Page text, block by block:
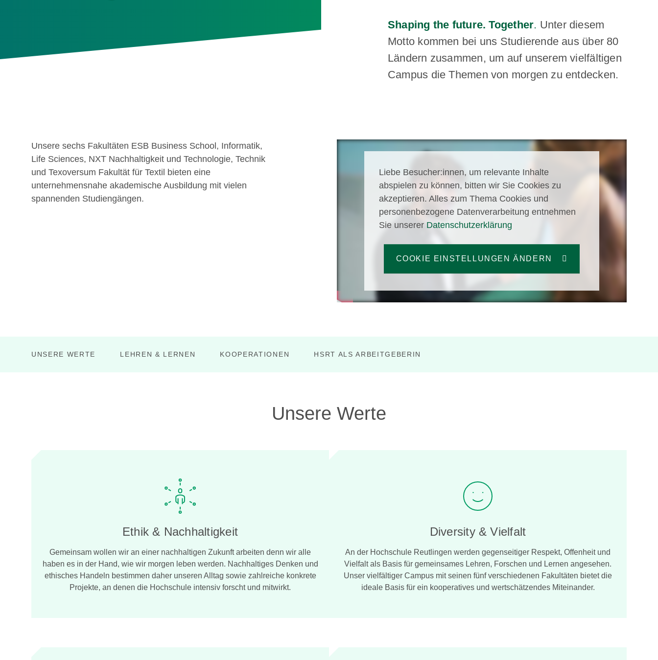
Shaping the future. Together. Unter diesem
Motto kommen bei uns Studierende aus über 80
Ländern zusammen, um auf unserem vielfältigen
Campus die Themen von morgen zu entdecken.
Liebe Besucher:innen, um relevante Inhalte
abspielen zu können, bitten wir Sie Cookies zu
akzeptieren. Alles zum Thema Cookies und
personenbezogene Datenverarbeitung entnehmen
Sie unserer Datenschutzerklärung
COOKIE EINSTELLUNGEN ÄNDERN
Unsere sechs Fakultäten ESB Business School, Informatik,
Life Sciences, NXT Nachhaltigkeit und Technologie, Technik
und Texoversum Fakultät für Textil bieten eine
unternehmensnahe akademische Ausbildung mit vielen
spannenden Studiengängen.
UNSERE WERTE LEHREN & LERNEN KOOPERATIONEN HSRT ALS ARBEITGEBERIN
Unsere Werte
Ethik & Nachhaltigkeit
Gemeinsam wollen wir an einer nachhaltigen Zukunft arbeiten denn wir alle
haben es in der Hand, wie wir morgen leben werden. Nachhaltiges Denken und
ethisches Handeln bestimmen daher unseren Alltag sowie zahlreiche konkrete
Projekte, an denen die Hochschule intensiv forscht und mitwirkt.
Diversity & Vielfalt
An der Hochschule Reutlingen werden gegenseitiger Respekt, Offenheit und
Vielfalt als Basis für gemeinsames Lehren, Forschen und Lernen angesehen.
Unser vielfältiger Campus mit seinen fünf verschiedenen Fakultäten bietet die
ideale Basis für ein kooperatives und wertschätzendes Miteinander.